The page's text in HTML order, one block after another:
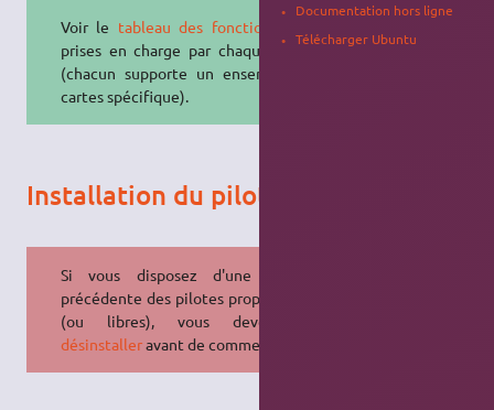
Voir le tableau des fonctionnalités
prises en charge par chaque pilote
(chacun supporte un ensemble de
cartes spécifique).
Installation du pilote propriétaire
Si vous disposez d'une version
précédente des pilotes propriétaires
(ou libres), vous devez les
désinstalleravant de commencer.
Documentation hors ligne
Télécharger Ubuntu